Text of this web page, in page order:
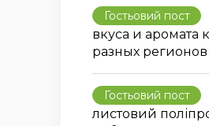
Гостьовий пост
вкуса и аромата
разных
Гостьовий пост
листовий